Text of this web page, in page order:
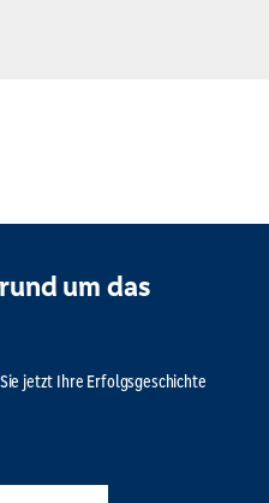
um das
jetzt Ihre Erfolgsgeschichte